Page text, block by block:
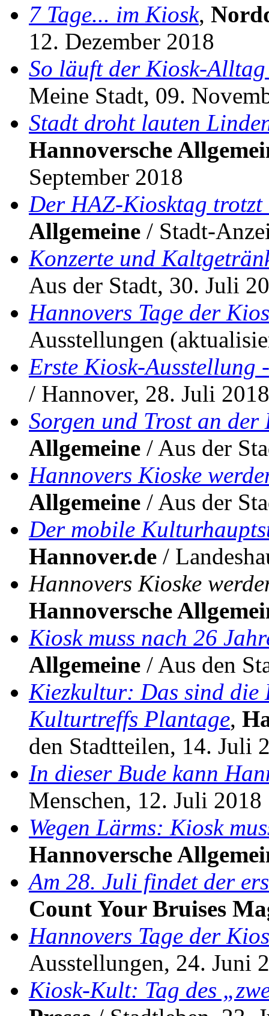
7 Tage... im Kiosk,
12. Dezember 2018
So läuft der Kiosk-
Meine Stadt, 09.
Stadt droht lauten
Hannoversche
September 2018
Der HAZ-Kiosktag trotzt
Allgemeine / Stadt-
Konzerte und
Aus der Stadt, 30. Juli
Hannovers Tage der
Ausstellungen
Erste Kiosk-Ausstellung
/ Hannover, 28. Juli 2018
Sorgen und Trost an der
Allgemeine / Aus der
Hannovers Kioske
Allgemeine / Aus der
Der mobile
Hannover.de /
Hannovers Kioske
Hannoversche
Kiosk muss nach 26
Allgemeine / Aus den
Kiezkultur: Das sind die
Kulturtreffs Plantage,
den Stadtteilen, 14. Juli
In dieser Bude kann
Menschen, 12. Juli 2018
Wegen Lärms: Kiosk
Hannoversche
Am 28. Juli findet der
Count Your Bruises
Hannovers Tage der
Ausstellungen, 24. Juni
Kiosk-Kult: Tag des